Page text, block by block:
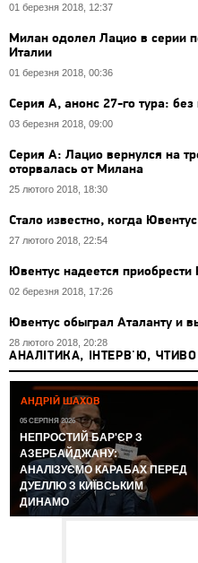
01 березня 2018, 12:37
Милан одолел Лацио в серии
Италии
01 березня 2018, 00:36
Серия А, анонс 27-го тура:
03 березня 2018, 09:00
Серия А: Лацио вернулся на
оторвалась от Милана
25 лютого 2018, 18:30
Стало известно, когда
27 лютого 2018, 22:54
Ювентус надеется
02 березня 2018, 17:26
Ювентус обыграл Аталанту и
28 лютого 2018, 20:28
АНАЛІТИКА, ІНТЕРВ'Ю, ЧТИВО
АНДРІЙ ШАХОВ
05 СЕРПНЯ 2026
НЕПРОСТИЙ БАР'ЄР З
АЗЕРБАЙДЖАНУ:
АНАЛІЗУЄМО КАРАБАХ ПЕРЕД
ДУЕЛЛЮ З КИЇВСЬКИМ
ДИНАМО